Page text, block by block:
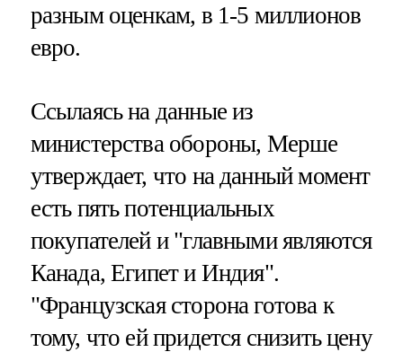
разным оценкам, в 1-5 миллионов
евро.
Ссылаясь на данные из
министерства обороны, Мерше
утверждает, что на данный момент
есть пять потенциальных
покупателей и "главными являются
Канада, Египет и Индия".
"Французская сторона готова к
тому, что ей придется снизить цену